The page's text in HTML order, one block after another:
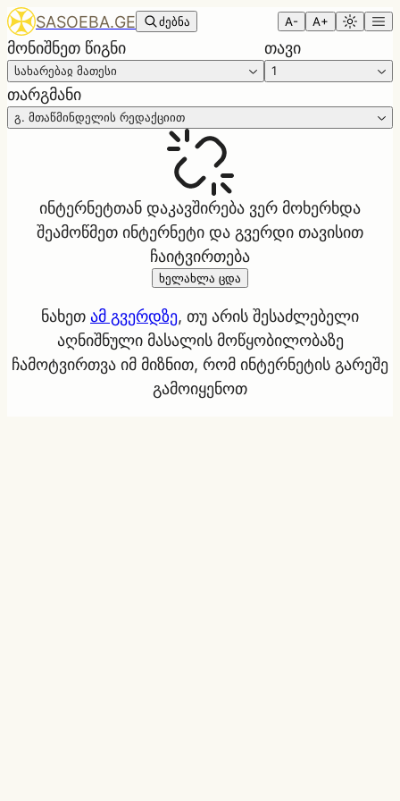
SASOEBA.GE ძებნა A- A+
მონიშნეთ წიგნი
სახარებაჲ მათესი
თავი
1
თარგმანი
გ. მთაწმინდელის რედაქციით
ინტერნეტთან დაკავშირება ვერ მოხერხდა
შეამოწმეთ ინტერნეტი და გვერდი თავისით
ჩაიტვირთება
ხელახლა ცდა
ნახეთ ამ გვერდზე, თუ არის შესაძლებელი
აღნიშნული მასალის მოწყობილობაზე
ჩამოტვირთვა იმ მიზნით, რომ ინტერნეტის გარეშე
გამოიყენოთ